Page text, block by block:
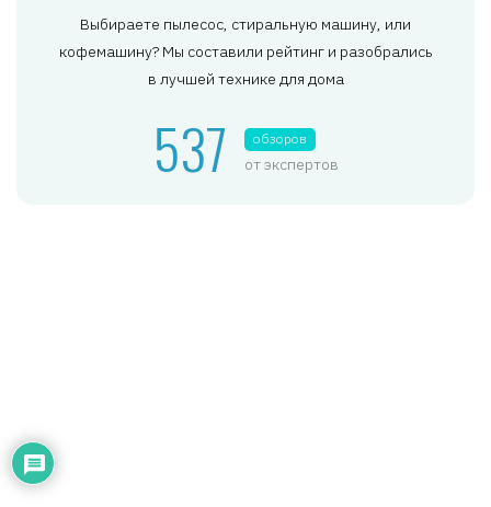
Выбираете пылесос, стиральную машину, или
кофемашину? Мы составили рейтинг и разобрались
в лучшей технике для дома
537 обзоров
от экспертов